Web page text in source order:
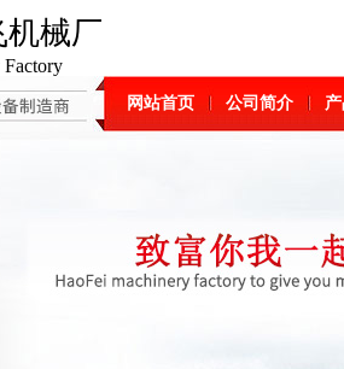
械厂
网站首页 公司简介